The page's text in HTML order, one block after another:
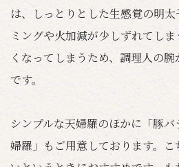
は、しっとりとした生感覚の明
ミングや火加減が少しずれてし
くなってしまうため、調理人の
です。
シンプルな天婦羅のほかに「豚
婦羅」もご用意しております。